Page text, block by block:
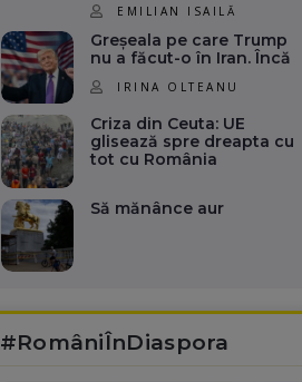
EMILIAN ISAILĂ
Greșeala pe care Trump
nu a făcut-o în Iran. Încă
IRINA OLTEANU
Criza din Ceuta: UE
glisează spre dreapta cu
tot cu România
Să mănânce aur
#RomâniÎnDiaspora